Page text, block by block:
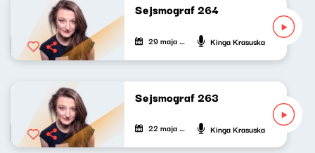
Sejsmograf 264
29 maja 2026 Kinga Krasuska
Sejsmograf 263
22 maja 2026 Kinga Krasuska